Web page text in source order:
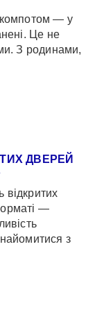
компотом — у
Це не
З родинами,
ДВЕРЕЙ
—
з